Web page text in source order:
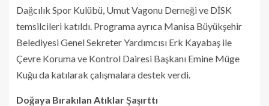
Dağcılık Spor Kulübü, Umut Vagonu Derneği ve DİSK
temsilcileri katıldı. Programa ayrıca Manisa Büyükşehir
Belediyesi Genel Sekreter Yardımcısı Erk Kayabaş ile
Çevre Koruma ve Kontrol Dairesi Başkanı Emine Müge
Kuğu da katılarak çalışmalara destek verdi.
Doğaya Bırakılan Atıklar Şaşırttı